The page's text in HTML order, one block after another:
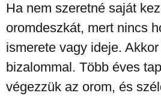
Ha nem szeretné saját
oromdeszkát, mert nincs
ismerete vagy ideje.
bizalommal. Több éves
végezzük az orom, és